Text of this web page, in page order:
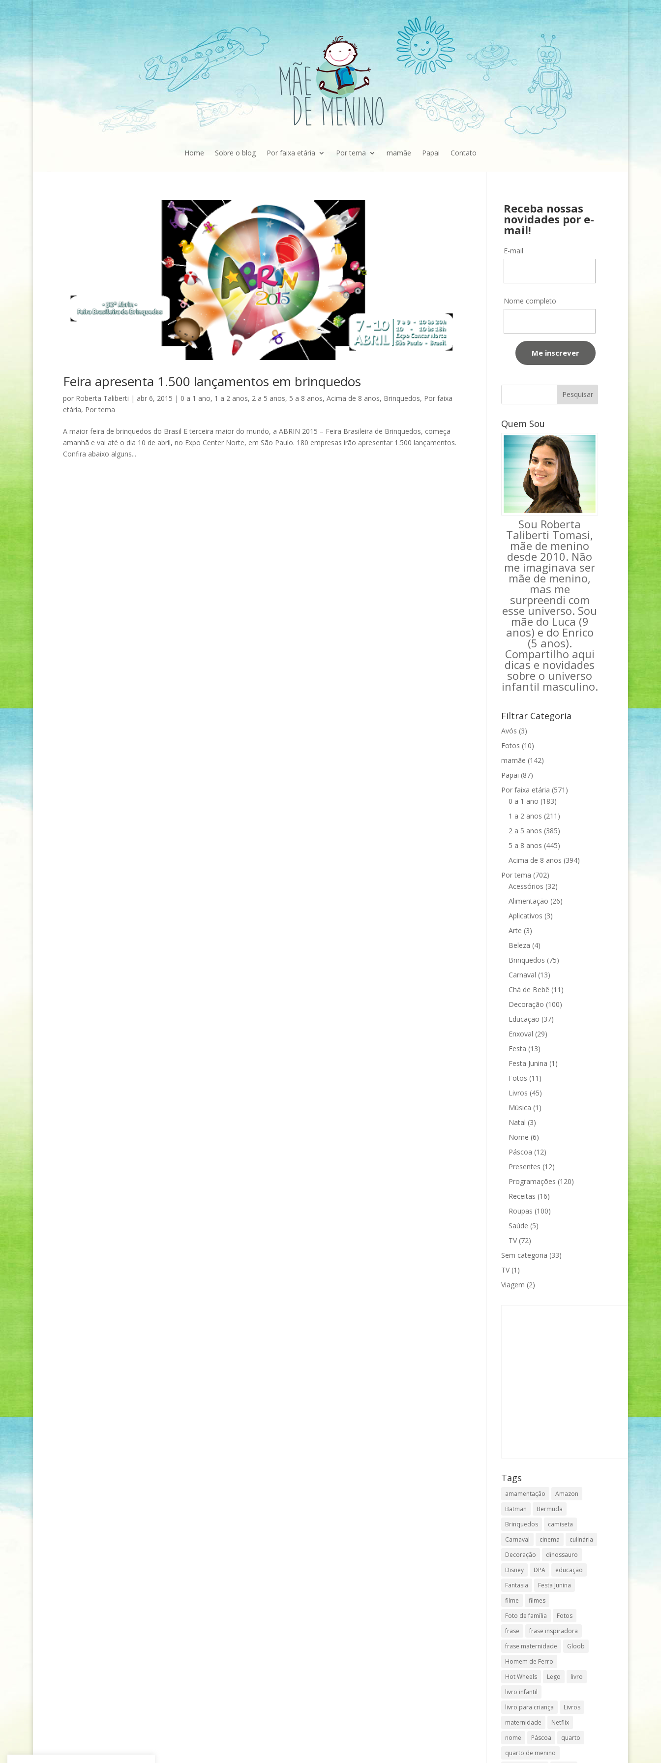
Home Sobre o blog Por faixa etária Por tema mamãe Papai Contato
Feira apresenta 1.500 lançamentos em brinquedos
por Roberta Taliberti | abr 6, 2015 | 0 a 1 ano, 1 a 2 anos, 2 a 5 anos, 5 a 8 anos, Acima de 8 anos, Brinquedos, Por faixa
etária, Por tema
A maior feira de brinquedos do Brasil E terceira maior do mundo, a ABRIN 2015 – Feira Brasileira de Brinquedos, começa
amanhã e vai até o dia 10 de abril, no Expo Center Norte, em São Paulo. 180 empresas irão apresentar 1.500 lançamentos.
Confira abaixo alguns...
Receba nossas
novidades por e-
mail!
E-mail
Nome completo
Quem Sou
Sou Roberta
Taliberti Tomasi,
mãe de menino
desde 2010. Não
me imaginava ser
mãe de menino,
mas me
surpreendi com
esse universo. Sou
mãe do Luca (9
anos) e do Enrico
(5 anos).
Compartilho aqui
dicas e novidades
sobre o universo
infantil masculino.
Filtrar Categoria
Avós (3)
Fotos (10)
mamãe (142)
Papai (87)
Por faixa etária (571)
0 a 1 ano (183)
1 a 2 anos (211)
2 a 5 anos (385)
5 a 8 anos (445)
Acima de 8 anos (394)
Por tema (702)
Acessórios (32)
Alimentação (26)
Aplicativos (3)
Arte (3)
Beleza (4)
Brinquedos (75)
Carnaval (13)
Chá de Bebê (11)
Decoração (100)
Educação (37)
Enxoval (29)
Festa (13)
Festa Junina (1)
Fotos (11)
Livros (45)
Música (1)
Natal (3)
Nome (6)
Páscoa (12)
Presentes (12)
Programações (120)
Receitas (16)
Roupas (100)
Saúde (5)
TV(72)
Sem categoria (33)
TV(1)
Viagem (2)
Tags
amamentação
Amazon
Batman
Bermuda
Brinquedos
camiseta
Carnaval
cinema
culinária
Decoração
dinossauro
Disney
DPA
educação
Fantasia
Festa Junina
filme
filmes
Foto de família
Fotos
frase
frase inspiradora
frase maternidade
Gloob
Homem de Ferro
Hot Wheels
Lego
livro
livro infantil
livro para criança
Livros
maternidade
Netflix
nome
Páscoa
quarto
quarto de menino